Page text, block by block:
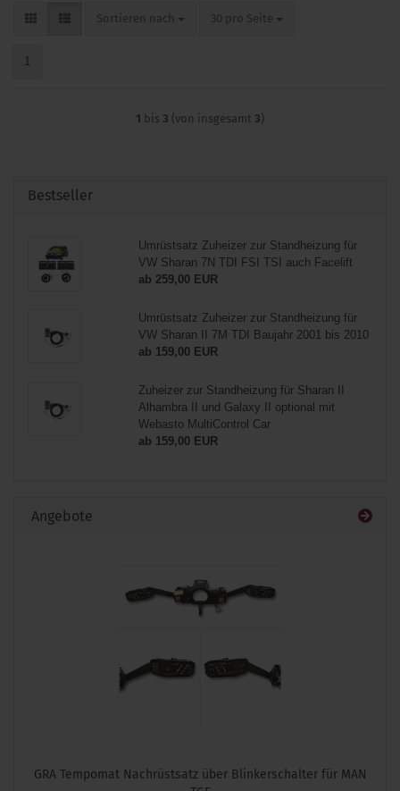
Sortieren nach
Sortieren nach 30 pro Seite
pro Seite
1
1 bis 3 (von insgesamt 3)
Bestseller
Umrüstsatz Zuheizer zur Standheizung für
VW Sharan 7N TDI FSI TSI auch Facelift
ab 259,00 EUR
Umrüstsatz Zuheizer zur Standheizung für
VW Sharan II 7M TDI Baujahr 2001 bis 2010
ab 159,00 EUR
Zuheizer zur Standheizung für Sharan II
Alhambra II und Galaxy II optional mit
Webasto MultiControl Car
ab 159,00 EUR
Angebote
GRA Tempomat Nachrüstsatz über Blinkerschalter für MAN